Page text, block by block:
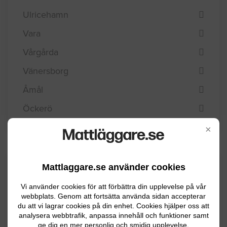
×
Mattlaggare.se använder cookies
Vi använder cookies för att förbättra din upplevelse på vår
webbplats. Genom att fortsätta använda sidan accepterar
du att vi lagrar cookies på din enhet. Cookies hjälper oss att
analysera webbtrafik, anpassa innehåll och funktioner samt
ge dig en mer personlig och smidig upplevelse.
Ulricehamn
Vara
Vårgårda
Vänersborg
Åmål
Öckerö
Kommuninformation
Uddevalla kommun ligger vid västkusten i
Bohuslän och har ca 51000 invånare.